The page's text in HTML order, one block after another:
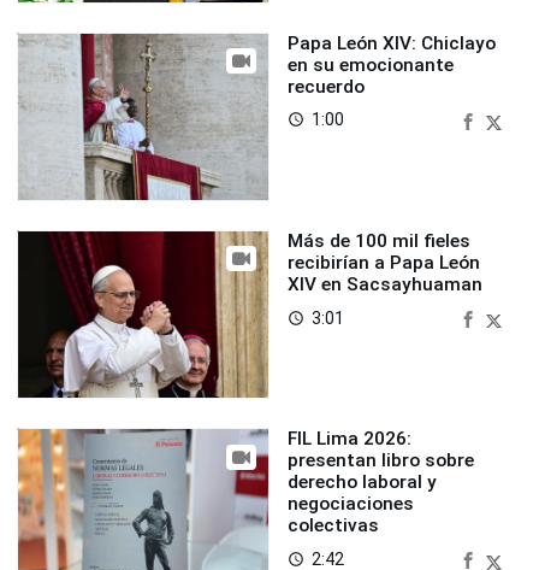
Papa León XIV: Chiclayo
en su emocionante
recuerdo
access_time 1:00
Más de 100 mil fieles
recibirían a Papa León
XIV en Sacsayhuaman
access_time 3:01
FIL Lima 2026:
presentan libro sobre
derecho laboral y
negociaciones
colectivas
access_time 2:42